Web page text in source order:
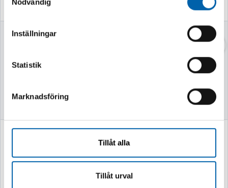
Inställningar
Statistik
Marknadsföring
Tillåt alla
Tillåt urval
VASSKLIPPARE
VEDKLYV 7TON
52CM MED STATIV